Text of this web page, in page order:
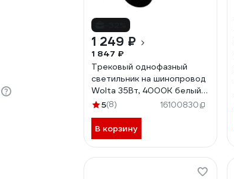
1 249 ₽
1 847 ₽
Трековый однофазный
светильник на шинопровод
Wolta 35Вт, 4000К белый
WTL-35W/01W
5(8) 16100830
В корзину